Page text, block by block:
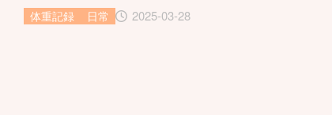
2025-03-28
体重記録 日常